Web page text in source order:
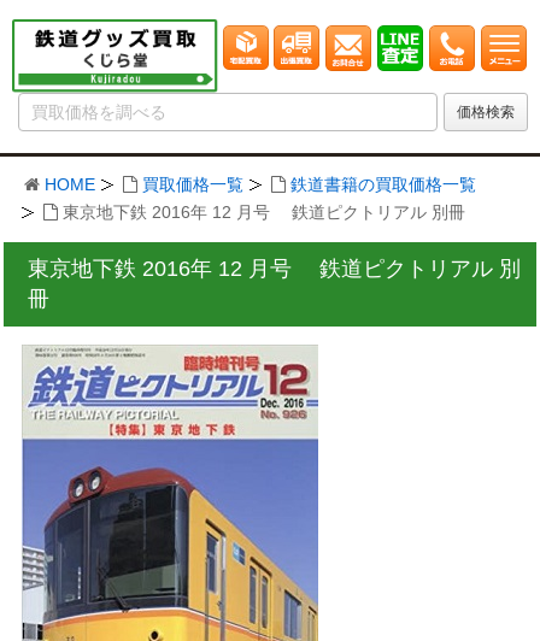
HOME 買取価格一覧
鉄道書籍の買取価格一覧
東京地下鉄 2016年 12 月号 鉄道ピクトリアル 別冊
東京地下鉄 2016年 12 月号 鉄道ピクトリアル 別
冊